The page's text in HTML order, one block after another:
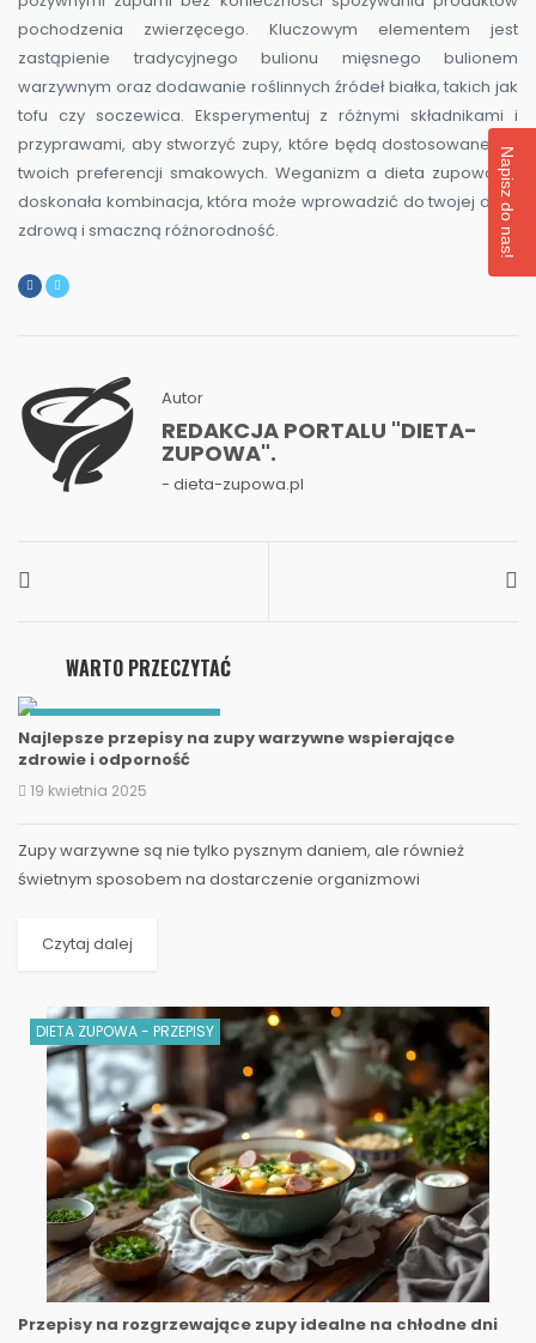
pochodzenia zwierzęcego. Kluczowym elementem jest
zastąpienie tradycyjnego bulionu mięsnego bulionem
warzywnym oraz dodawanie roślinnych źródeł białka, takich jak
tofu czy soczewica. Eksperymentuj z różnymi składnikami i
przyprawami, aby stworzyć zupy, które będą dostosowane do
twoich preferencji smakowych. Weganizm a dieta zupowa to
doskonała kombinacja, która może wprowadzić do twojej diety
zdrową i smaczną różnorodność.
Autor
REDAKCJA PORTALU "DIETA-
ZUPOWA".
- dieta-zupowa.pl
WARTO PRZECZYTAĆ
DIETA ZUPOWA - PRZEPISY
Najlepsze przepisy na zupy warzywne wspierające
zdrowie i odporność
19 kwietnia 2025
Zupy warzywne są nie tylko pysznym daniem, ale również
świetnym sposobem na dostarczenie organizmowi
Czytaj dalej
DIETA ZUPOWA - PRZEPISY
Przepisy na rozgrzewające zupy idealne na chłodne dni
Napisz do nas!